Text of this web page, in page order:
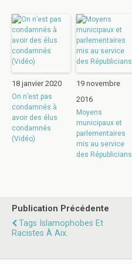
18 janvier 2020
On n’est pas
condamnés à
avoir des élus
condamnés
(Vidéo)
19 novembre
2016
Moyens
municipaux et
parlementaires
mis au service
des Républicians
Publication Précédente
Tags Islamophobes Et
Racistes À Aix.